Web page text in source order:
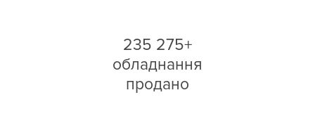
235 275+
обладнання
продано